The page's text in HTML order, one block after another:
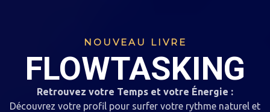
NOUVEAU LIVRE
FLOWTASKING
Retrouvez votre Temps et votre Énergie :
Découvrez votre profil pour surfer votre rythme naturel et